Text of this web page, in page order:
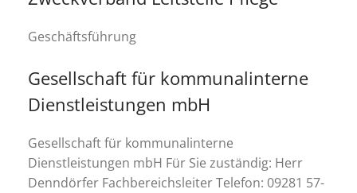
Geschäftsführung
Gesellschaft für kommunalinterne
Dienstleistungen mbH
Gesellschaft für kommunalinterne
Dienstleistungen mbH Für Sie zuständig: Herr
Denndörfer Fachbereichsleiter Telefon: 09281 57-